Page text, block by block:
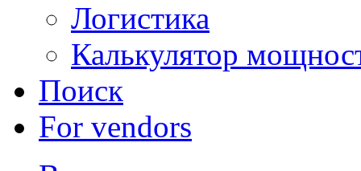
Логистика
Калькулятор
Поиск
For vendors